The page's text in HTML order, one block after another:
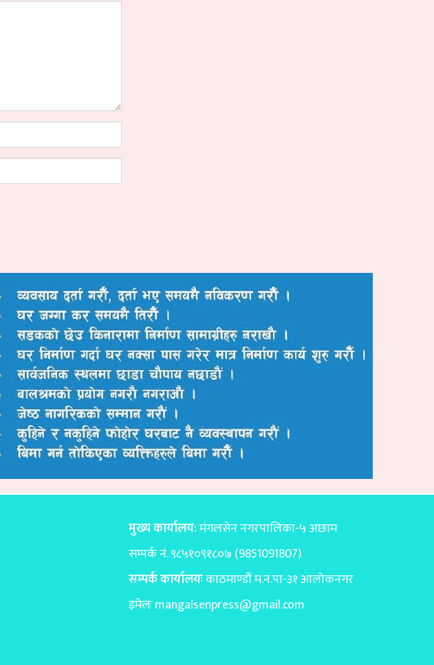
मुख्य कार्यालय:मंगलसेन नगरपालिका-५ अछाम
सम्पर्क नं. ९८५१०९१८०७ (9851091807)
सम्पर्क कार्यालयःकाठमाण्डाैं म.न.पा-३१ आलोकनगर
इमेलःmangalsenpress@gmail.com